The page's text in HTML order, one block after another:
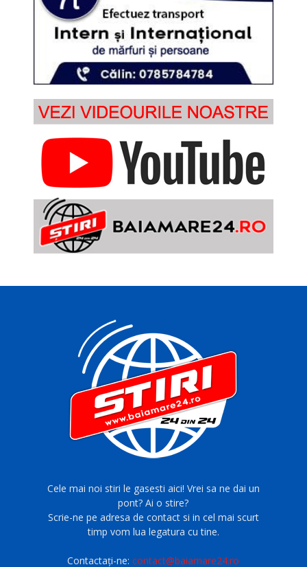
Cele mai noi stiri le gasesti aici! Vrei sa ne dai un
pont? Ai o stire?
Scrie-ne pe adresa de contact si in cel mai scurt
timp vom lua legatura cu tine.
Contactați-ne:contact@baiamare24.ro